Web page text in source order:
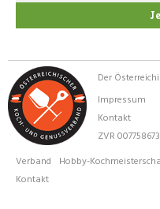
Der
Impressum
Kontakt
ZVR 007758673
Verband
Hobby-
Kontakt